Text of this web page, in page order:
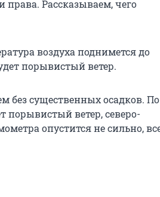
Рассказываем, чего
воздуха поднимется до
порывистый ветер.
без существенных осадков. По
порывистый ветер, северо-
опустится не сильно,